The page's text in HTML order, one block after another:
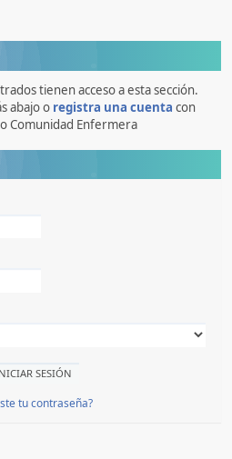
tienen acceso a esta sección.
abajo o registra una cuenta con
Comunidad Enfermera
tu contraseña?